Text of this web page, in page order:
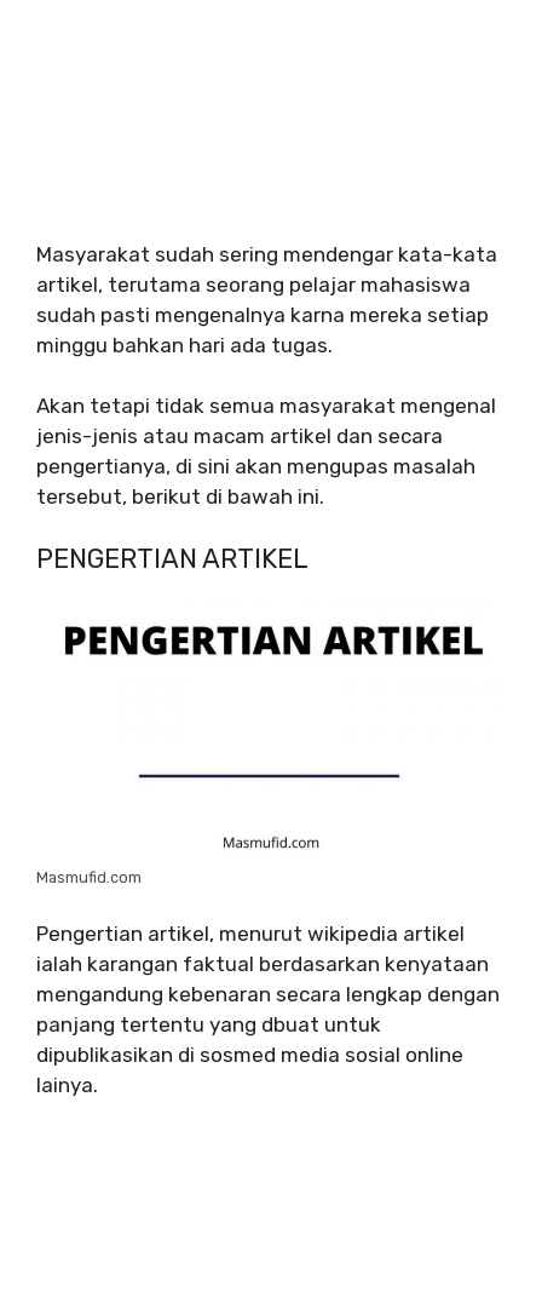
Masyarakat sudah sering mendengar kata-kata
artikel, terutama seorang pelajar mahasiswa
sudah pasti mengenalnya karna mereka setiap
minggu bahkan hari ada tugas.
Akan tetapi tidak semua masyarakat mengenal
jenis-jenis atau macam artikel dan secara
pengertianya, di sini akan mengupas masalah
tersebut, berikut di bawah ini.
PENGERTIAN ARTIKEL
Masmufid.com
Pengertian artikel, menurut wikipedia artikel
ialah karangan faktual berdasarkan kenyataan
mengandung kebenaran secara lengkap dengan
panjang tertentu yang dbuat untuk
dipublikasikan di sosmed media sosial online
lainya.